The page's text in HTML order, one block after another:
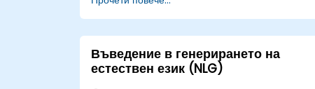
Да използват предварително обучени NLG
модели като GPT за създаване на
съдържание.
Да прилагат напреднали техники за фина
настройка на NLG модели за специфични
задачи по генериране на съдържание.
Въведение в генерирането на
естествен език (NLG)